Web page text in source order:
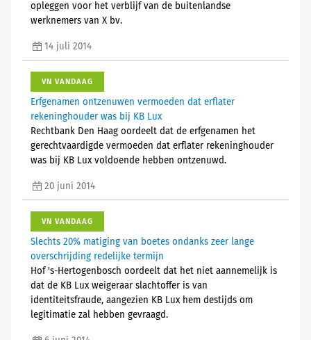
opleggen voor het verblijf van de buitenlandse
werknemers van X bv.
14 juli 2014
VN VANDAAG
Erfgenamen ontzenuwen vermoeden dat erflater
rekeninghouder was bij KB Lux
Rechtbank Den Haag oordeelt dat de erfgenamen het
gerechtvaardigde vermoeden dat erflater rekeninghouder
was bij KB Lux voldoende hebben ontzenuwd.
20 juni 2014
VN VANDAAG
Slechts 20% matiging van boetes ondanks zeer lange
overschrijding redelijke termijn
Hof 's-Hertogenbosch oordeelt dat het niet aannemelijk is
dat de KB Lux weigeraar slachtoffer is van
identiteitsfraude, aangezien KB Lux hem destijds om
legitimatie zal hebben gevraagd.